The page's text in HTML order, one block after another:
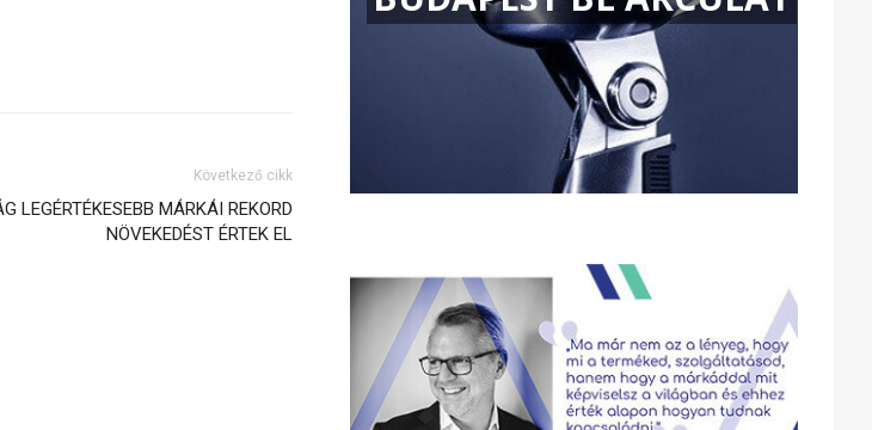
Következő cikk
LEGÉRTÉKESEBB MÁRKÁI REKORD
NÖVEKEDÉST ÉRTEK EL